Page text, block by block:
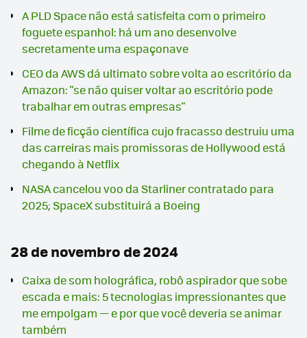
A PLD Space não está satisfeita com o primeiro
foguete espanhol: há um ano desenvolve
secretamente uma espaçonave
CEO da AWS dá ultimato sobre volta ao escritório da
Amazon: "se não quiser voltar ao escritório pode
trabalhar em outras empresas"
Filme de ficção científica cujo fracasso destruiu uma
das carreiras mais promissoras de Hollywood está
chegando à Netflix
NASA cancelou voo da Starliner contratado para
2025; SpaceX substituirá a Boeing
28 de novembro de 2024
Caixa de som holográfica, robô aspirador que sobe
escada e mais: 5 tecnologias impressionantes que
me empolgam — e por que você deveria se animar
também